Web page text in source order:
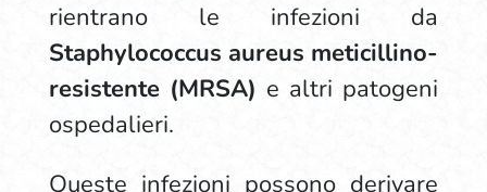
rientrano le infezioni da
Staphylococcus aureus meticillino-
resistente (MRSA) e altri patogeni
ospedalieri.
Queste infezioni possono derivare